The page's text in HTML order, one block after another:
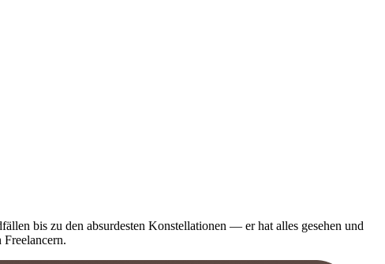
bis zu den absurdesten Konstellationen — er hat alles gesehen und